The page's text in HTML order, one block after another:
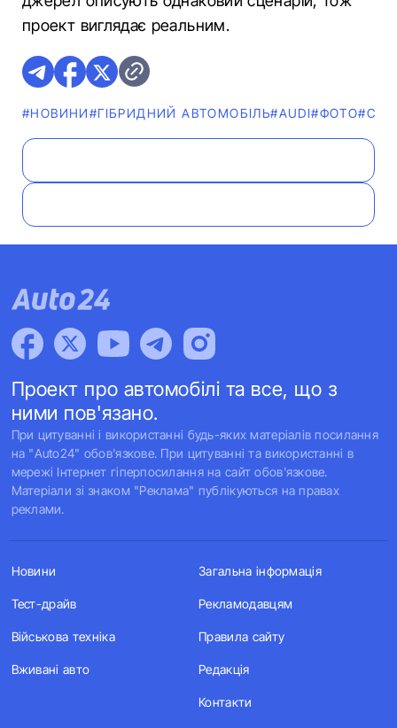
проект виглядає реальним.
#НОВИНИ#ГІБРИДНИЙ АВТОМОБІЛЬ#AUDI#ФОТО
Проект про автомобілі та все, що з
ними пов'язано.
При цитуванні і використанні будь-яких матеріалів посилання
на "Auto24" обов'язкове. При цитуванні та використанні в
мережі Інтернет гіперпосилання на сайт обов'язкове.
Матеріали зі знаком "Реклама" публікуються на правах
реклами.
Новини
Тест-драйв
Військова техніка
Вживані авто
Загальна інформація
Рекламодавцям
Правила сайту
Редакція
Контакти